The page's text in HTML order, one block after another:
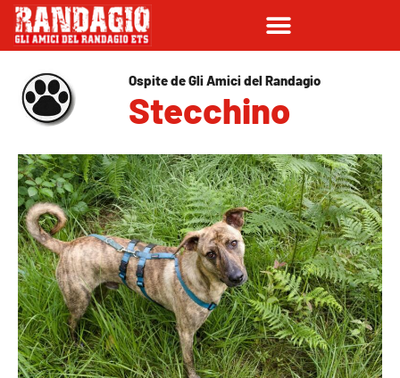
Ospite de Gli Amici del Randagio
Stecchino